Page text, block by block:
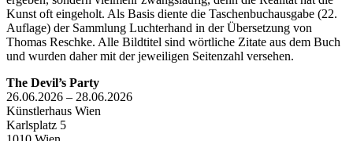
Kunst oft eingeholt. Als Basis diente die Taschenbuchausgabe (22.
Auflage) der Sammlung Luchterhand in der Übersetzung von
Thomas Reschke. Alle Bildtitel sind wörtliche Zitate aus dem Buch
und wurden daher mit der jeweiligen Seitenzahl versehen.
The Devil’s Party
26.06.2026 – 28.06.2026
Künstlerhaus Wien
Karlsplatz 5